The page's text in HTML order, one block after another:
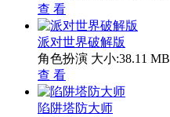
查 看
派对世界破解版
角色扮演 大小:38.11 MB
查 看
陷阱塔防大师